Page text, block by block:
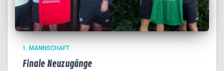
1. MANNSCHAFT
Finale Neuzugänge